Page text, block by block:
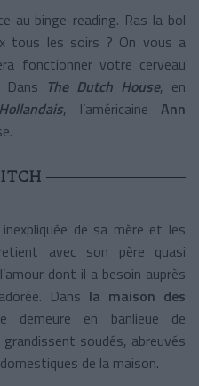
au binge-reading. Ras la bol
tous les soirs ? On vous a
fonctionner votre cerveau
The Dutch House, en
, l’américaine Ann
de sa mère et les
avec son père quasi
dont il a besoin auprès
Dans la maison des
demeure en banlieue de
soudés, abreuvés
de la maison.